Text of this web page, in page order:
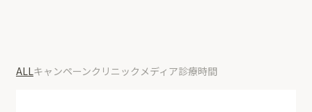
ALLキャンペーンクリニック メディア診療時間